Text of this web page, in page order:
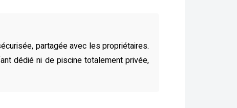
partagée avec les propriétaires.
dédié ni de piscine totalement privée,